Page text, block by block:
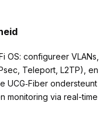
OS: configureer VLANs,
Teleport, L2TP), en
UCG‑Fiber ondersteunt
monitoring via real-time